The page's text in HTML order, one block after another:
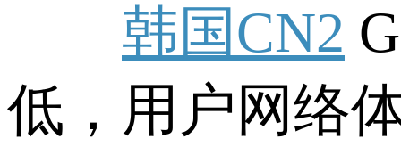
韩国CN2
低，用户网络